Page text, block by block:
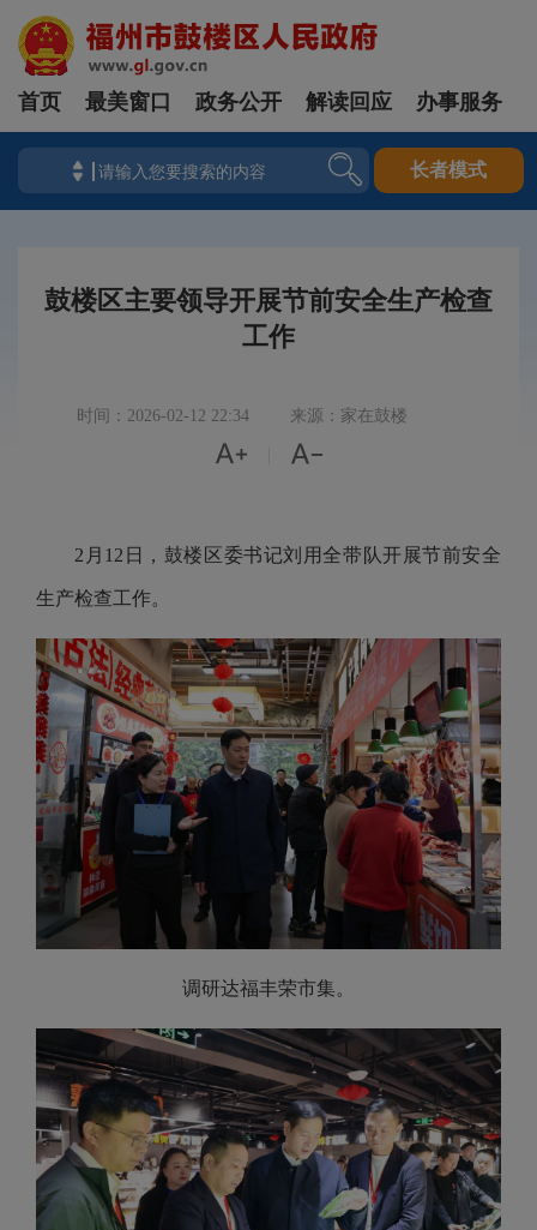
首页 最美窗口 政务公开 解读回应 办事服务
长者模式
鼓楼区主要领导开展节前安全生产检查
工作
时间：2026-02-12 22:34 来源：家在鼓楼
 
2月12日，鼓楼区委书记刘用全带队开展节前安全
生产检查工作。
调研达福丰荣市集。